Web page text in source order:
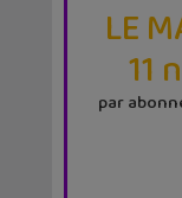
LE
11
par